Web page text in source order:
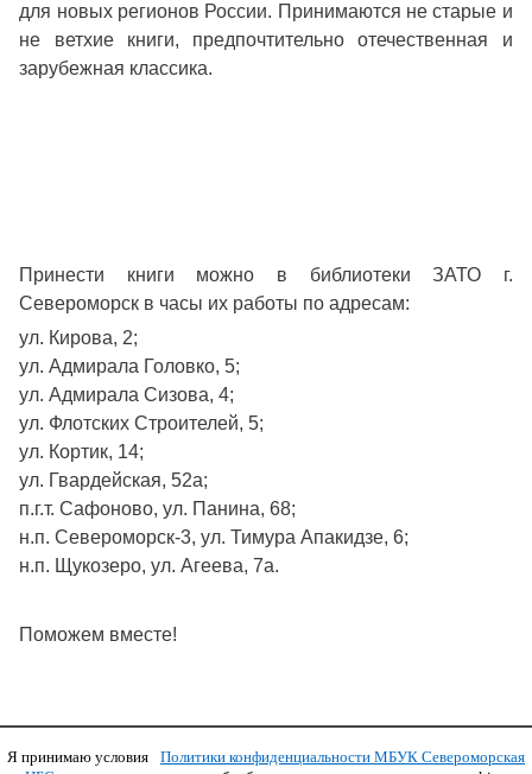
для новых регионов России. Принимаются не старые и
не ветхие книги, предпочтительно отечественная и
зарубежная классика.
Принести книги можно в библиотеки ЗАТО г.
Североморск в часы их работы по адресам:
ул. Кирова, 2;
ул. Адмирала Головко, 5;
ул. Адмирала Сизова, 4;
ул. Флотских Строителей, 5;
ул. Кортик, 14;
ул. Гвардейская, 52а;
п.г.т. Сафоново, ул. Панина, 68;
н.п. Североморск-3, ул. Тимура Апакидзе, 6;
н.п. Щукозеро, ул. Агеева, 7а.
Поможем вместе!
Я принимаю условия
Политики конфиденциальности МБУК Североморская